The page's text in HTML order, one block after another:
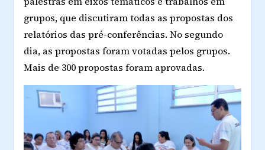
grupos, que discutiram todas as propostas dos
relatórios das pré-conferências. No segundo
dia, as propostas foram votadas pelos grupos.
Mais de 300 propostas foram aprovadas.